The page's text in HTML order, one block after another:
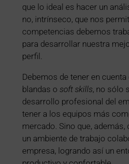
que lo ideal es hacer un
no, intrínseco, que nos
competencias debemos
para desarrollar nuestra
perfil.
Debemos de tener en
blandas o soft skills, no sólo
desarrollo profesional del
tener a los equipos más
mercado. Sino que,
un ambiente de trabajo
empresa, logrando así un